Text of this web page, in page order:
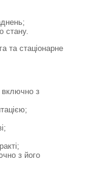
стану.
та стаціонарне
включно з
з його